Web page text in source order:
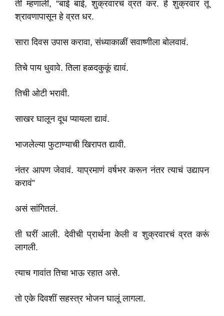
ती म्हणाली, “बाई बाई, शुक्रवारचं व्रत कर. हे शुक्रवार तूं
श्रावणापासून हे व्रत धर.
सारा दिवस उपास करावा, संध्याकाळीं सवाष्णीला बोलवावं.
तिचे पाय धुवावे. तिला हळदकुकूं द्यावं.
तिची ओटी भरावी.
साखर घालून दूध प्यायला द्यावं.
भाजलेल्या फुटाण्याची खिरापत द्यावी.
नंतर आपण जेवावं. याप्रमाणं वर्षभर करून नंतर त्याचं उद्यापन
करावं”
असं सांगितलं.
ती घरीं आली. देवीची प्रार्थना केली व शुक्रवारचं व्रत करूं
लागली.
त्याच गावांत तिचा भाऊ रहात असे.
तो एके दिवशीं सहस्त्र भोजन घालूं लागला.